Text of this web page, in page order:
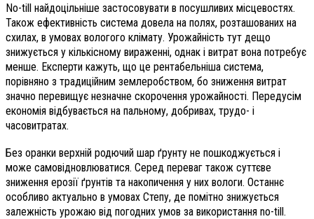
No-till найдоцільніше застосовувати в посушливих місцевостях.
Також ефективність система довела на полях, розташованих на
схилах, в умовах вологого клімату. Урожайність тут дещо
знижується у кількісному вираженні, однак і витрат вона потребує
менше. Експерти кажуть, що це рентабельніша система,
порівняно з традиційним землеробством, бо зниження витрат
значно перевищує незначне скорочення урожайності. Передусім
економія відбувається на пальному, добривах, трудо- і
часовитратах.
Без оранки верхній родючий шар ґрунту не пошкоджується і
може самовідновлюватися. Серед переваг також суттєве
зниження ерозії ґрунтів та накопичення у них вологи. Останнє
особливо актуально в умовах Степу, де помітно знижується
залежність урожаю від погодних умов за використання no-till.